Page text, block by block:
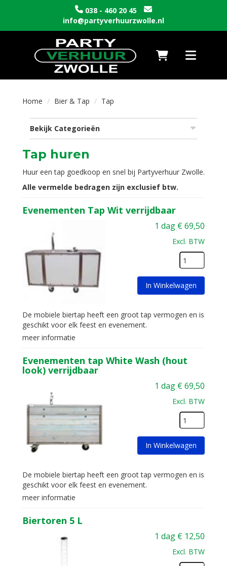
038 - 460 20 45
info@partyverhuurzwolle.nl
Naar winkelwagen
Toggle
Home Bier & Tap Tap
Bekijk Categorieën
Tap huren
Huur een tap goedkoop en snel bij Partyverhuur Zwolle.
Alle vermelde bedragen zijn exclusief btw.
Evenementen Tap Wit verrijdbaar
1 dag €69,50
Excl. BTW
In Winkelwagen
De mobiele biertap heeft een groot tap vermogen en is
geschikt voor elk feest en evenement.
meer informatie
Evenementen tap White Wash (hout
look) verrijdbaar
1 dag €69,50
Excl. BTW
In Winkelwagen
De mobiele biertap heeft een groot tap vermogen en is
geschikt voor elk feest en evenement.
meer informatie
Biertoren 5 L
1 dag € 12,50
Excl. BTW